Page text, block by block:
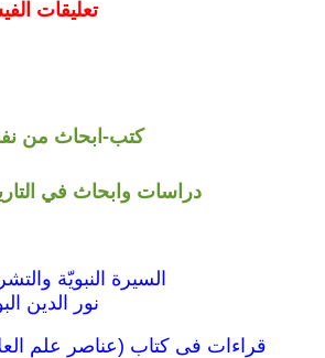
تعليقات
كتب-ابحاث من
دراسات وابحاث في
السيرة النبويّة
نور الدين
قراءات فى كتاب (عناصر علم